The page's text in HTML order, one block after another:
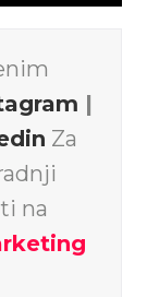
|
Za
na